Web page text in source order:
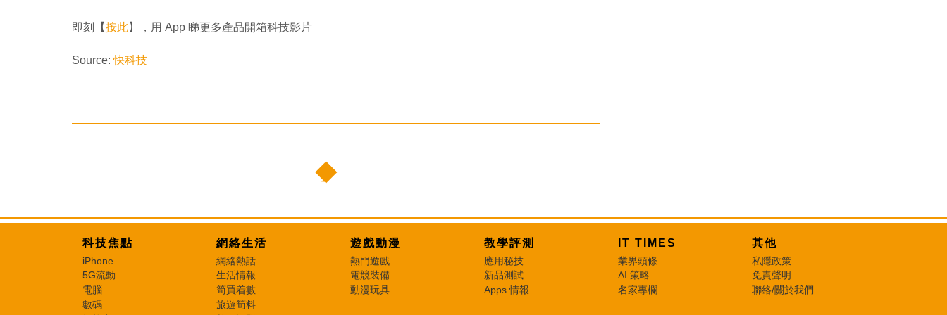
即刻【按此】，用 App 睇更多產品開箱科技影片
Source:快科技
科技焦點
iPhone
5G流動
電腦
數碼
網絡生活
網絡熱話
生活情報
筍買着數
旅遊筍料
遊戲動漫
熱門遊戲
電競裝備
動漫玩具
教學評測
應用秘技
新品測試
Apps 情報
IT TIMES
業界頭條
AI 策略
名家專欄
其他
私隱政策
免責聲明
聯絡/關於我們